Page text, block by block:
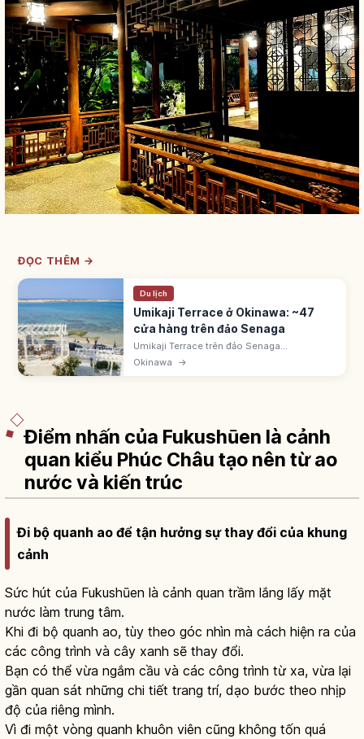
ĐỌC THÊM →
Du lịch
Umikaji Terrace ở Okinawa: ~47
cửa hàng trên đảo Senaga
Umikaji Terrace trên đảo Senaga
(Tomigusuku, Okinawa) cách sân bay Naha
Okinawa →
Điểm nhấn của Fukushūen là cảnh
quan kiểu Phúc Châu tạo nên từ ao
nước và kiến trúc
Đi bộ quanh ao để tận hưởng sự thay đổi của khung
cảnh
Sức hút của Fukushūen là cảnh quan trầm lắng lấy mặt
nước làm trung tâm.
Khi đi bộ quanh ao, tùy theo góc nhìn mà cách hiện ra của
các công trình và cây xanh sẽ thay đổi.
Bạn có thể vừa ngắm cầu và các công trình từ xa, vừa lại
gần quan sát những chi tiết trang trí, dạo bước theo nhịp
độ của riêng mình.
Vì đi một vòng quanh khuôn viên cũng không tốn quá